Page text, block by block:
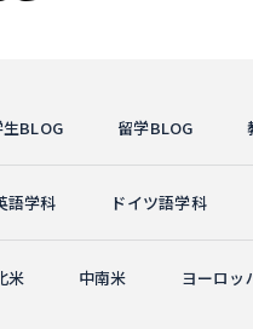
BLOG 留学BLOG
語学科 ドイツ語学科
米 中南米 ヨーロッ